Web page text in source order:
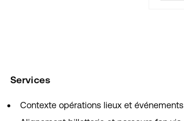
Services
Contexte opérations lieux et événements